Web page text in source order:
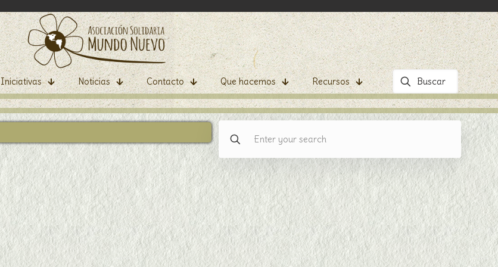
Iniciativas Noticias Contacto Que hacemos Recursos